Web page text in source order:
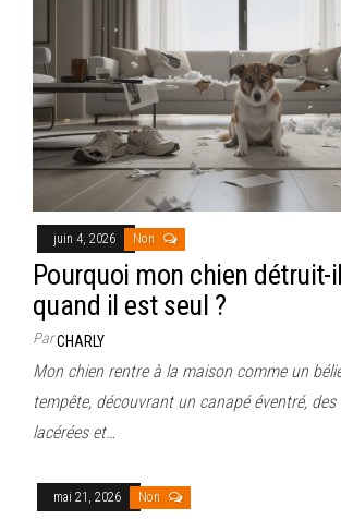
juin 4, 2026 Non
Pourquoi mon chien
quand il est seul ?
ParCHARLY
Mon chien rentre à la maison comme un
tempête, découvrant un canapé éventré,
lacérées et…
mai 21, 2026 Non